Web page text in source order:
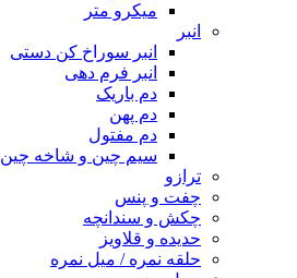
میکرو متر
انبر
انبر سوراخ کن دستی
انبر فرم دهی
دم باریک
دم پهن
دم مفتول
سیم چین و شاخه چین
ترازو
چفت و پنس
چکش و سندانچه
حدیده و قلاویز
حلقه نمره / میل نمره